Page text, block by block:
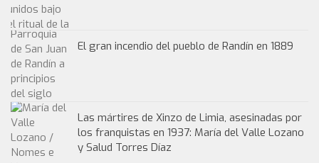
El gran incendio del pueblo de Randín en 1889
Las mártires de Xinzo de Limia, asesinadas por
los franquistas en 1937: María del Valle Lozano
y Salud Torres Díaz